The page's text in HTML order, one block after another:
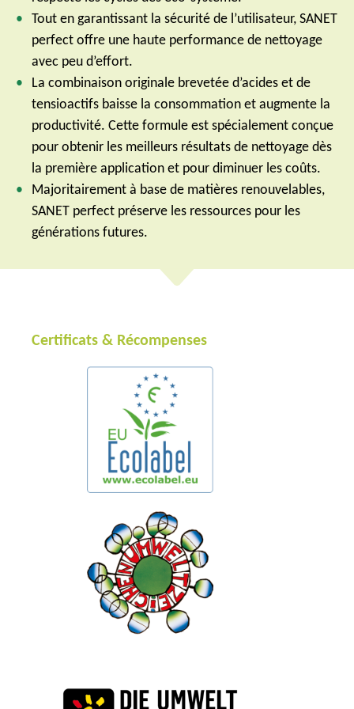
Tout en garantissant la sécurité de l’utilisateur, SANET
perfect offre une haute performance de nettoyage
avec peu d’effort.
La combinaison originale brevetée d’acides et de
tensioactifs baisse la consommation et augmente la
productivité. Cette formule est spécialement conçue
pour obtenir les meilleurs résultats de nettoyage dès
la première application et pour diminuer les coûts.
Majoritairement à base de matières renouvelables,
SANET perfect préserve les ressources pour les
générations futures.
Certificats & Récompenses